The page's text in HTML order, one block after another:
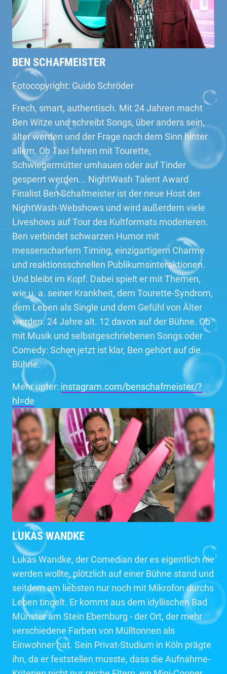
BEN SCHAFMEISTER
Fotocopyright: Guido Schröder
Frech, smart, authentisch. Mit 24 Jahren macht
Ben Witze und schreibt Songs, über anders sein,
älter werden und der Frage nach dem Sinn hinter
allem. Ob Taxi fahren mit Tourette,
Schwiegermütter umhauen oder auf Tinder
gesperrt werden... NightWash Talent Award
Finalist Ben Schafmeister ist der neue Host der
NightWash-Webshows und wird außerdem viele
Liveshows auf Tour des Kultformats moderieren.
Ben verbindet schwarzen Humor mit
messerscharfem Timing, einzigartigem Charme
und reaktionsschnellen Publikumsinteraktionen.
Und bleibt im Kopf. Dabei spielt er mit Themen,
wie u. a. seiner Krankheit, dem Tourette-Syndrom,
dem Leben als Single und dem Gefühl von Älter
werden. 24 Jahre alt. 12 davon auf der Bühne. Ob
mit Musik und selbstgeschriebenen Songs oder
Comedy: Schon jetzt ist klar, Ben gehört auf die
Bühne.
Mehr unter: instagram.com/benschafmeister/?
hl=de
LUKAS WANDKE
Lukas Wandke, der Comedian der es eigentlich nie
werden wollte, plötzlich auf einer Bühne stand und
seitdem am liebsten nur noch mit Mikrofon durchs
Leben tingelt. Er kommt aus dem idyllischen Bad
Münster am Stein Ebernburg - der Ort, der mehr
verschiedene Farben von Mülltonnen als
Einwohner hat. Sein Privat-Studium in Köln prägte
ihn, da er feststellen musste, dass die Aufnahme-